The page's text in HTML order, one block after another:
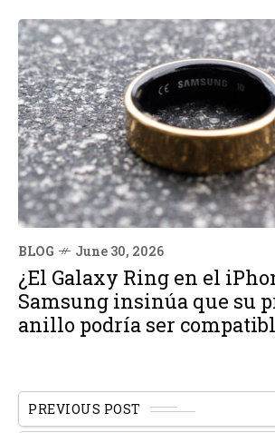
BLOG June 30, 2026
¿El Galaxy Ring en el
Samsung insinúa que su
anillo podría ser
PREVIOUS POST